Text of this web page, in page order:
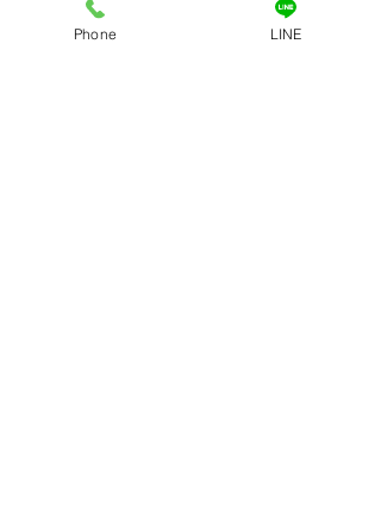
Phone LINE